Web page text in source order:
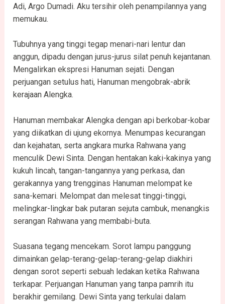
Adi, Argo Dumadi. Aku tersihir oleh penampilannya yang
memukau.
Tubuhnya yang tinggi tegap menari-nari lentur dan
anggun, dipadu dengan jurus-jurus silat penuh kejantanan.
Mengalirkan ekspresi Hanuman sejati. Dengan
perjuangan setulus hati, Hanuman mengobrak-abrik
kerajaan Alengka.
Hanuman membakar Alengka dengan api berkobar-kobar
yang diikatkan di ujung ekornya. Menumpas kecurangan
dan kejahatan, serta angkara murka Rahwana yang
menculik Dewi Sinta. Dengan hentakan kaki-kakinya yang
kukuh lincah, tangan-tangannya yang perkasa, dan
gerakannya yang trengginas Hanuman melompat ke
sana-kemari. Melompat dan melesat tinggi-tinggi,
melingkar-lingkar bak putaran sejuta cambuk, menangkis
serangan Rahwana yang membabi-buta.
Suasana tegang mencekam. Sorot lampu panggung
dimainkan gelap-terang-gelap-terang-gelap diakhiri
dengan sorot seperti sebuah ledakan ketika Rahwana
terkapar. Perjuangan Hanuman yang tanpa pamrih itu
berakhir gemilang. Dewi Sinta yang terkulai dalam